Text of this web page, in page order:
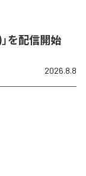
を配信開始
2026.8.8